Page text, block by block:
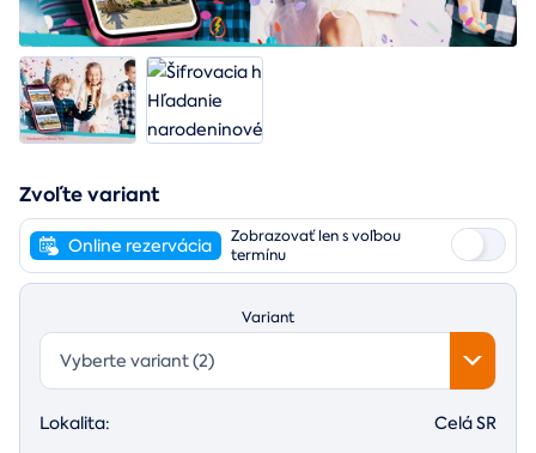
Zvoľte variant
Online rezervácia
Zobrazovať len s voľbou
termínu
Variant
Vyberte variant (2)
Lokalita: Celá SR